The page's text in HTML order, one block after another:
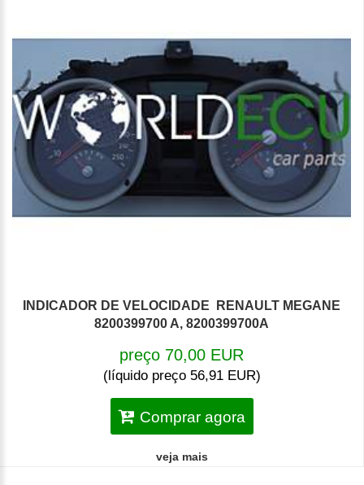
INDICADOR DE VELOCIDADE RENAULT MEGANE
8200399700 A, 8200399700A
preço 70,00 EUR
(líquido preço 56,91 EUR)
Comprar agora
veja mais